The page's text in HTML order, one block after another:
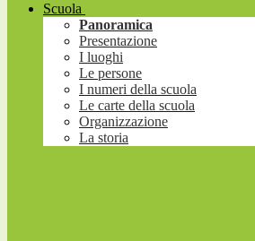
Scuola
Panoramica
Presentazione
I luoghi
Le persone
I numeri della scuola
Le carte della scuola
Organizzazione
La storia